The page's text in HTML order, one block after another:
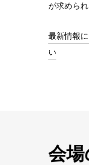
が求めら
最新情報
い
会